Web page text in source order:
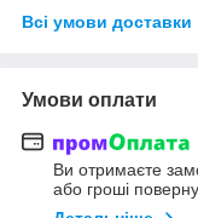
Всі умови доставки
Умови оплати
Ви отримаєте
або гроші